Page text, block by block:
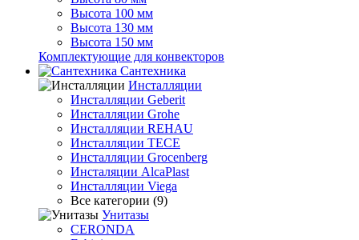
Высота 100 мм
Высота 130 мм
Высота 150 мм
Комплектующие для конвекторов
Сантехника
Инсталляции
Инсталляции Geberit
Инсталляции Grohe
Инсталляции REHAU
Инсталляции TECE
Инсталляции Grocenberg
Инсталяции AlcaPlast
Инсталляции Viega
Все категории (9)
Унитазы
CERONDA